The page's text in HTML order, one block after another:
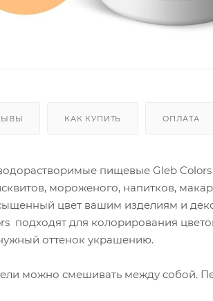
КАК КУПИТЬ ОПЛАТА
пищевые Gleb
мороженого, напитков,
цвет вашим изделиям и
подходят для колорирования
оттенок украшению.
можно смешивать между собой.